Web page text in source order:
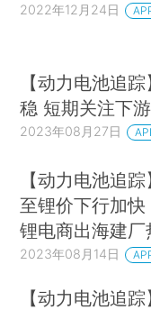
2022年12月24日
【动力电池追
稳 短期关注下
2023年08月27日
【动力电池追
至锂价下行加
锂电商出海建厂
2023年08月14日
【动力电池追